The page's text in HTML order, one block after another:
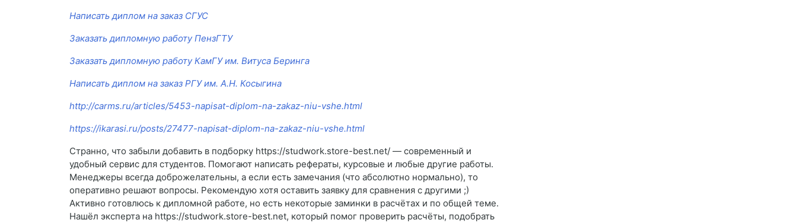
Написать диплом на заказ СГУС
Заказать дипломную работу ПензГТУ
Заказать дипломную работу КамГУ им. Витуса Беринга
Написать диплом на заказ РГУ им. А.Н. Косыгина
http://carms.ru/articles/5453-napisat-diplom-na-zakaz-niu-vshe.html
https://ikarasi.ru/posts/27477-napisat-diplom-na-zakaz-niu-vshe.html
Странно, что забыли добавить в подборку https://studwork.store-best.net/ — современный и
удобный сервис для студентов. Помогают написать рефераты, курсовые и любые другие работы.
Менеджеры всегда доброжелательны, а если есть замечания (что абсолютно нормально), то
оперативно решают вопросы. Рекомендую хотя оставить заявку для сравнения с другими ;)
Активно готовлюсь к дипломной работе, но есть некоторые заминки в расчётах и по общей теме.
Нашёл эксперта на https://studwork.store-best.net, который помог проверить расчёты, подобрать